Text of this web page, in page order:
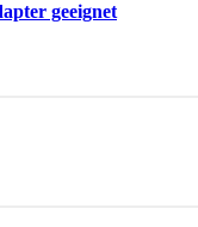
geeignet